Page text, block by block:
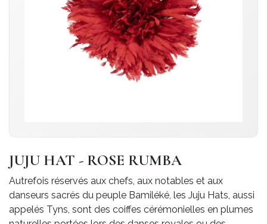
JUJU HAT - ROSE RUMBA
Autrefois réservés aux chefs, aux notables et aux
danseurs sacrés du peuple Bamiléké, les Juju Hats, aussi
appelés Tyns, sont des coiffes cérémonielles en plumes